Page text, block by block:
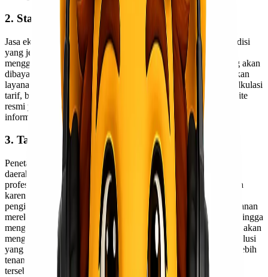
2. Standar Tarif Pengiriman Jelas
Jasa ekspedisi yang profesional sudah menentukan tarif ekspedisi
yang jelas. Hal ini sengaja dilakukan agar orang yang ingin
menggunakan jasa mereka bisa melakukan kalkulasi tarif yang akan
dibayar untuk pengiriman barang tertentu sebelum menggunakan
layanan jasa tersebut. Untuk menunjang kemudahan dalam kalkulasi
tarif, biasanya penyedia jasa ekspedisi tersebut membuat website
resmi yang bisa diakses oleh setiap orang yang membutuhkan
informasi lebih lanjut dan lebih lengkap.
3. Target Waktu Pengiriman Jelas
Penetapan target waktu yang jelas untuk setiap pengiriman ke
daerah tertentu merupakan sebuah keharusan dan pertanda
profesionalisme yang dimiliki oleh jasa ekspedisi tersebut. Oleh
karena itu,
Lionel Expressberani menentukan target waktu
pengiriman untuk setiap paket yang dikirim oleh pengguna layanan
mereka. Jika memang terjadi sesuatu yang di luar perkiraan sehingga
mengakibatkan keterlambatan pengiriman, pihak penyedia jasa akan
mengabarkan kepada client mereka kendala yang terjadi dan solusi
yang akan ditempuh. Hal ini tentunya akan menjadikan client lebih
tenang karena mendapatkan informasi yang jelas tentang hal
tersebut.